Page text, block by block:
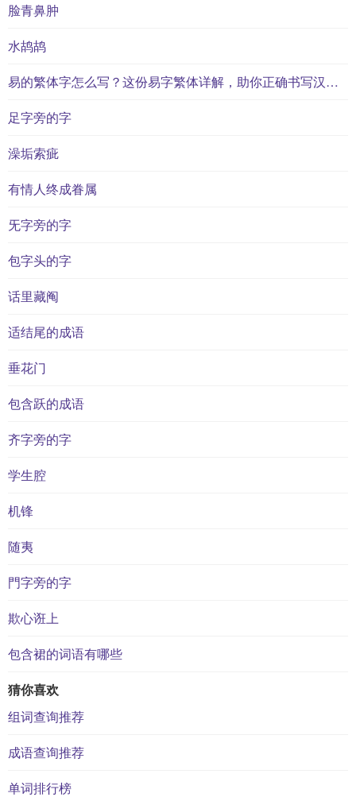
脸青鼻肿
水鸪鸪
易的繁体字怎么写？这份易字繁体详解，助你正确书写汉字_汉字繁体学习
足字旁的字
澡垢索疵
有情人终成眷属
旡字旁的字
包字头的字
话里藏阄
适结尾的成语
垂花门
包含跃的成语
齐字旁的字
学生腔
机锋
随夷
門字旁的字
欺心诳上
包含裙的词语有哪些
猜你喜欢
组词查询推荐
成语查询推荐
单词排行榜